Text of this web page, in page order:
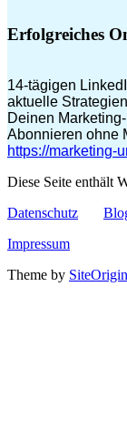
Erfolgreiches
14-tägigen
aktuelle
Deinen
Abonnieren ohne
https://marketing-
Diese Seite enthält
Datenschutz
Impressum
Theme by SiteOrigin